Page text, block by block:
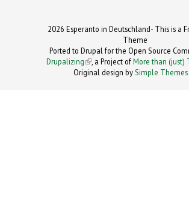
2026 Esperanto in Deutschland- This is a
Theme
Ported to Drupal for the Open Source
Drupalizing(link is external)
, a Project ofMore than (just)
Original design by Simple Themes